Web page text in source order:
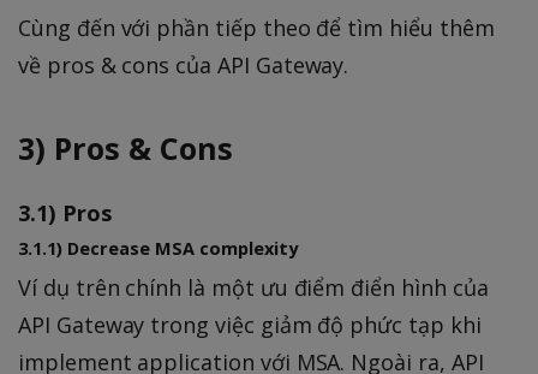
Cùng đến với phần tiếp theo để tìm hiểu thêm
về pros & cons của API Gateway.
3) Pros & Cons
3.1) Pros
3.1.1) Decrease MSA complexity
Ví dụ trên chính là một ưu điểm điển hình của
API Gateway trong việc giảm độ phức tạp khi
implement application với MSA. Ngoài ra, API